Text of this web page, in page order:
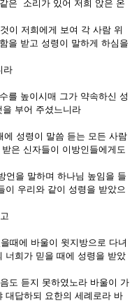
은 소리가 있어 저희 앉은 온
저희에게 보여 각 사람 위
을 받고 성령이 말하게 하심을
라
높이시매 그가 약속하신 성
부어 주셨느니라
성령이 말씀 듣는 모든 사람
은 신자들이 이방인들에게도
말하며 하나님 높임을 들
이 우리와 같이 성령을 받았으
에 바울이 윗지방으로 다녀
너희가 믿을 때에 성령을 받았
듣지 못하였노라 바울이 가
대답하되 요한의 세례로라 바